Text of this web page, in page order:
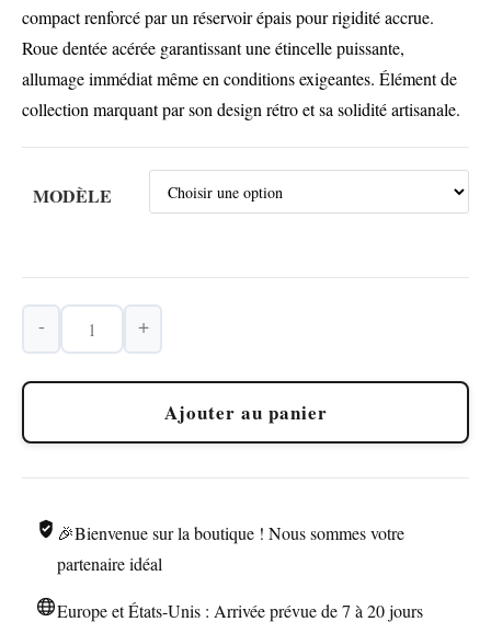
compact renforcé par un réservoir épais pour rigidité accrue.
Roue dentée acérée garantissant une étincelle puissante,
allumage immédiat même en conditions exigeantes. Élément de
collection marquant par son design rétro et sa solidité artisanale.
MODÈLE
Briquet
Essence
Vintage
Chaîne
Artisanales
- +
Ajouter au panier
🎉Bienvenue sur la boutique ! Nous sommes votre
partenaire idéal
Europe et États-Unis : Arrivée prévue de 7 à 20 jours